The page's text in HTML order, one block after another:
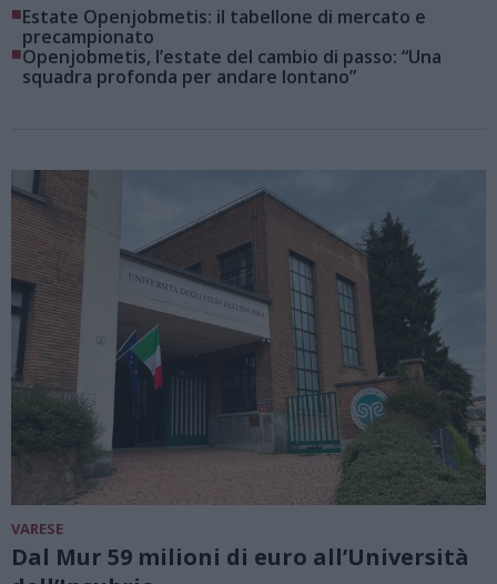
■Estate Openjobmetis: il tabellone di mercato e
precampionato
■Openjobmetis, l’estate del cambio di passo: “Una
squadra profonda per andare lontano”
VARESE
Dal Mur 59 milioni di euro all’Università